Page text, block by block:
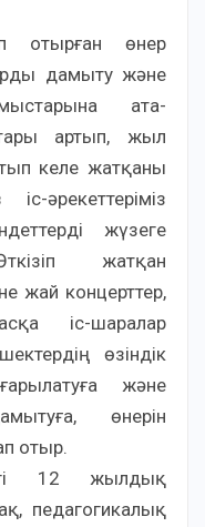
отырған өнер
дамыту және
ата-
артып, жыл
келе жатқаны
әрекеттеріміз
жүзеге
жатқан
жай концерттер,
іс-шаралар
өзіндік
және
өнерін
отыр.
12 жылдық
педагогикалық